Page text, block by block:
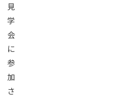
見
学
会
に
参
加
さ